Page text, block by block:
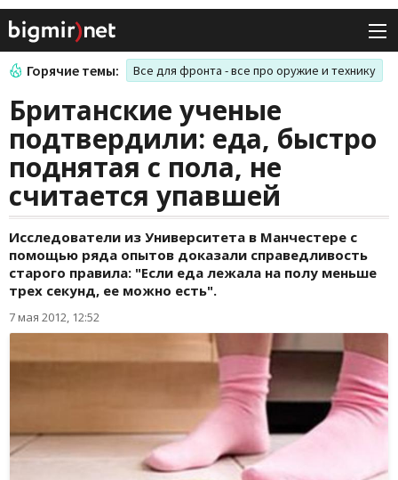
Горячие темы: Все для фронта - все про оружие и технику
Британские ученые
подтвердили: еда, быстро
поднятая с пола, не
считается упавшей
Исследователи из Университета в Манчестере с
помощью ряда опытов доказали справедливость
старого правила: "Если еда лежала на полу меньше
трех секунд, ее можно есть".
7 мая 2012, 12:52